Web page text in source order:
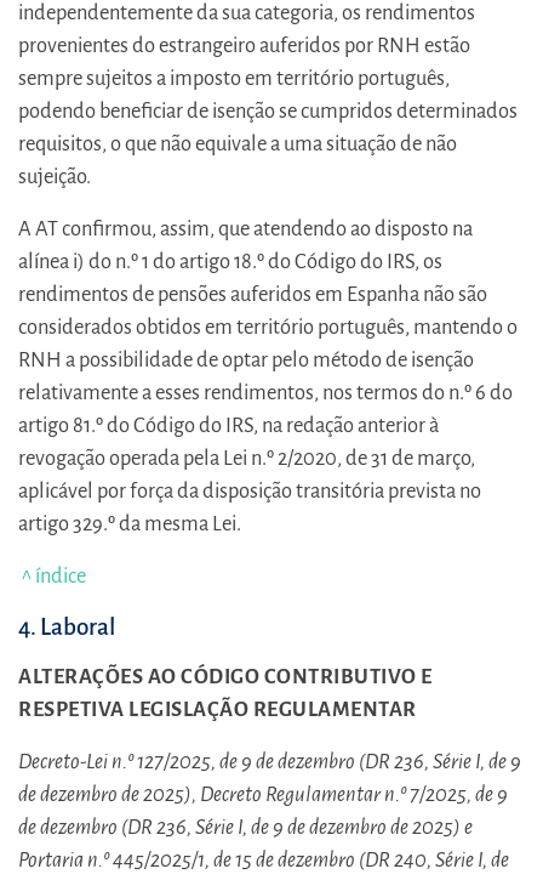
independentemente da sua categoria, os rendimentos
provenientes do estrangeiro auferidos por RNH estão
sempre sujeitos a imposto em território português,
podendo beneficiar de isenção se cumpridos determinados
requisitos, o que não equivale a uma situação de não
sujeição.
A AT confirmou, assim, que atendendo ao disposto na
alínea i) do n.º 1 do artigo 18.º do Código do IRS, os
rendimentos de pensões auferidos em Espanha não são
considerados obtidos em território português, mantendo o
RNH a possibilidade de optar pelo método de isenção
relativamente a esses rendimentos, nos termos do n.º 6 do
artigo 81.º do Código do IRS, na redação anterior à
revogação operada pela Lei n.º 2/2020, de 31 de março,
aplicável por força da disposição transitória prevista no
artigo 329.º da mesma Lei.
^ índice
4. Laboral
ALTERAÇÕES AO CÓDIGO CONTRIBUTIVO E
RESPETIVA LEGISLAÇÃO REGULAMENTAR
Decreto-Lei n.º 127/2025, de 9 de dezembro (DR 236, Série I, de 9
de dezembro de 2025), Decreto Regulamentar n.º 7/2025, de 9
de dezembro (DR 236, Série I, de 9 de dezembro de 2025) e
Portaria n.º 445/2025/1, de 15 de dezembro (DR 240, Série I, de